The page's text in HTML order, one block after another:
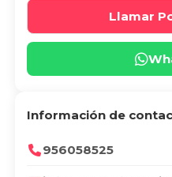
Llamar
Información de
956058525